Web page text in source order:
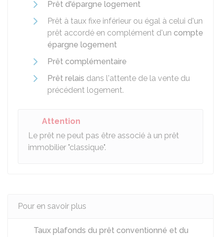
Prêt d'épargne logement
Prêt à taux fixe inférieur ou égal à celui d'un
prêt accordé en complément d'un compte
épargne logement
Prêt complémentaire
Prêt relais dans l'attente de la vente du
précédent logement.
Attention
Le prêt ne peut pas être associé à un prêt
immobilier "classique".
Pour en savoir plus
Taux plafonds du prêt conventionné et du